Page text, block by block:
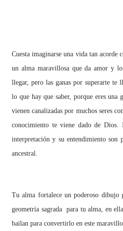
Cuesta imaginarse una vida tan acorde
un alma maravillosa que da amor y
llegar, pero las ganas por superarte te
lo que hay que saber, porque eres una
vienen canalizadas por muchos seres
conocimiento te viene dado de Dios.
interpretación y su entendimiento son
ancestral.
Tu alma fortalece un poderoso dibujo
geometría sagrada para tu alma, en
bailan para convertirlo en este